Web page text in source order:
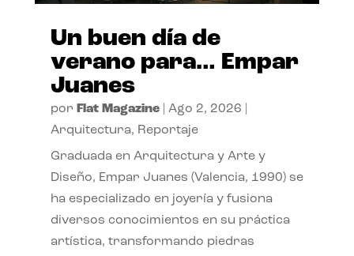
Un buen día de
verano para… Empar
Juanes
por Flat Magazine| Ago 2, 2026
Arquitectura, Reportaje
Graduada en Arquitectura y Arte y
Diseño, Empar Juanes (Valencia, 1990) se
ha especializado en joyería y fusiona
diversos conocimientos en su práctica
artística, transformando piedras